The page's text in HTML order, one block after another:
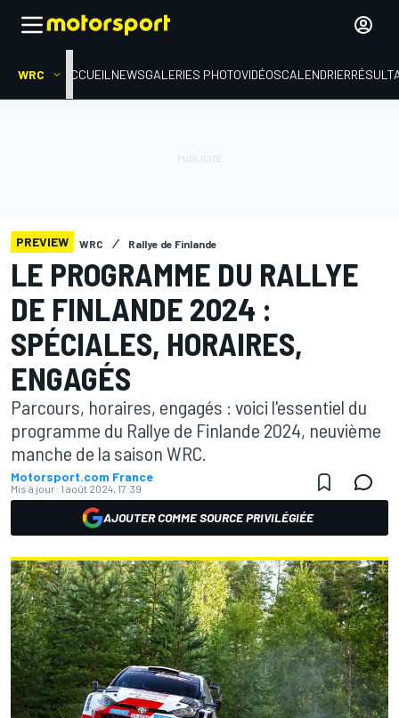
WRC ACCUEIL NEWSGALERIES PHOTOVIDÉOSCALENDRIER
PREVIEW WRC Rallye de Finlande
LE PROGRAMME DU RALLYE
DE FINLANDE 2024 :
SPÉCIALES, HORAIRES,
ENGAGÉS
Parcours, horaires, engagés : voici l'essentiel du
programme du Rallye de Finlande 2024, neuvième
manche de la saison WRC.
Motorsport.com France
Mis à jour: 1 août 2024, 17:39
AJOUTER COMME SOURCE PRIVILÉGIÉE